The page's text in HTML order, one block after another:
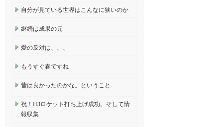
自分が見ている世界はこんなに狭いのか
継続は成果の元
愛の反対は、、、
もうすぐ春ですね
昔は良かったのかな。ということ
祝！H3ロケット打ち上げ成功。そして情
報収集